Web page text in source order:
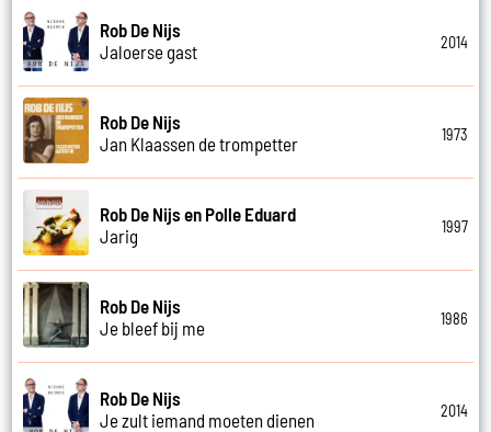
Rob De Nijs
Jaloerse gast
2014
Rob De Nijs
Jan Klaassen de trompetter
1973
Rob De Nijs en Polle Eduard
Jarig
1997
Rob De Nijs
Je bleef bij me
1986
Rob De Nijs
Je zult iemand moeten dienen
2014